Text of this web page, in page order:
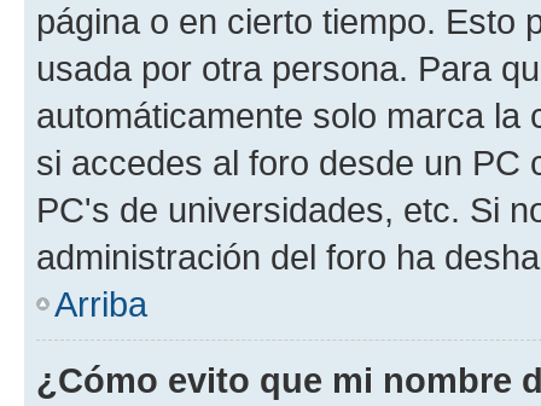
página o en cierto tiempo. Esto
usada por otra persona. Para
automáticamente solo marca la
si accedes al foro desde un PC
PC's de universidades, etc. Si
administración del foro ha
Arriba
¿Cómo evito que mi nombre